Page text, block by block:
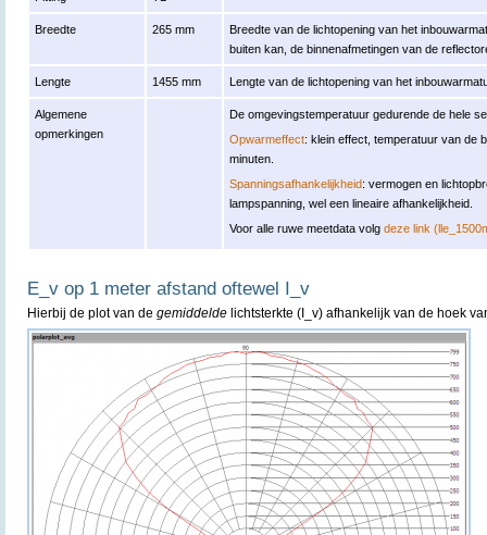
Breedte 265 mm
Breedte van de lichtopening van het
buiten kan, de binnenafmetingen van de
Lengte 1455 mm Lengte van de lichtopening van het
Algemene
opmerkingen
De omgevingstemperatuur gedurende de hele
Opwarmeffect: klein effect, temperatuur van de
minuten.
Spanningsafhankelijkheid: vermogen en
lampspanning, wel een lineaire afhankelijkheid.
Voor alle ruwe meetdata volgdeze link
E_v op 1 meter afstand oftewel I_v
Hierbij de plot van de gemiddelde lichtsterkte (I_v) afhankelijk van de hoek